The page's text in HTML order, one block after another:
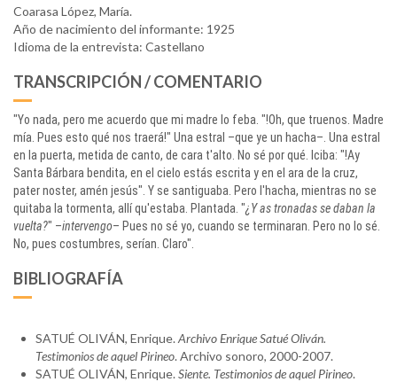
Coarasa López, María.
Año de nacimiento del informante: 1925
Idioma de la entrevista: Castellano
TRANSCRIPCIÓN / COMENTARIO
"Yo nada, pero me acuerdo que mi madre lo feba. "!Oh, que truenos. Madre
mía. Pues esto qué nos traerá!" Una estral –que ye un hacha–. Una estral
en la puerta, metida de canto, de cara t'alto. No sé por qué. Iciba: "!Ay
Santa Bárbara bendita, en el cielo estás escrita y en el ara de la cruz,
pater noster, amén jesús". Y se santiguaba. Pero l'hacha, mientras no se
quitaba la tormenta, allí qu'estaba. Plantada. "¿Y as tronadas se daban la
vuelta?" –intervengo– Pues no sé yo, cuando se terminaran. Pero no lo sé.
No, pues costumbres, serían. Claro".
BIBLIOGRAFÍA
SATUÉ OLIVÁN, Enrique. Archivo Enrique Satué Oliván.
Testimonios de aquel Pirineo. Archivo sonoro, 2000-2007.
SATUÉ OLIVÁN, Enrique. Siente. Testimonios de aquel Pirineo.